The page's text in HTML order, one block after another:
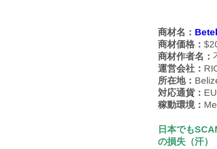
商材名：
商材価格：
商材作者名：
運営会社：
所在地：
対応通貨：
稼動環境：
日本でも
の損失（汗）